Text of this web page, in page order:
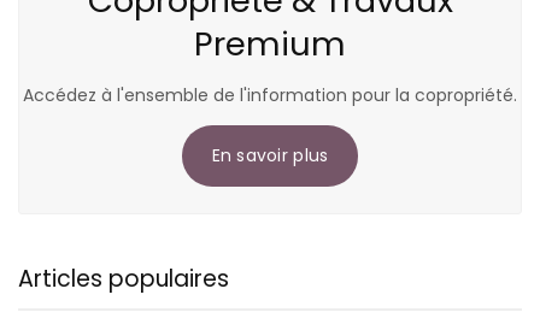
Premium
Accédez à l'ensemble de l'information pour la copropriété.
En savoir plus
Articles populaires